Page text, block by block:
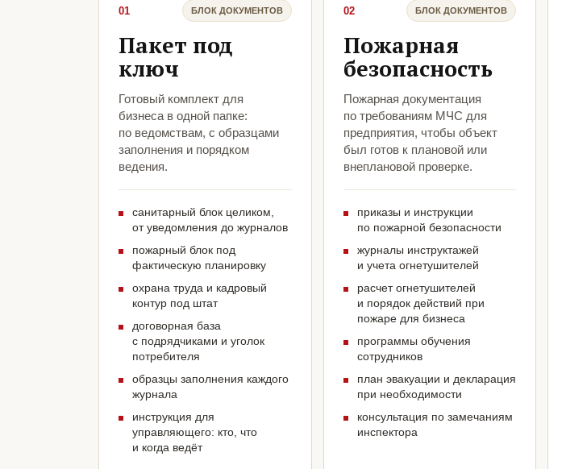
01 БЛОК ДОКУМЕНТОВ
Пакет под
ключ
Готовый комплект для
бизнеса в одной папке:
по ведомствам, с образцами
заполнения и порядком
ведения.
санитарный блок целиком,
от уведомления до журналов
пожарный блок под
фактическую планировку
охрана труда и кадровый
контур под штат
договорная база
с подрядчиками и уголок
потребителя
образцы заполнения каждого
журнала
инструкция для
управляющего: кто, что
и когда ведёт
02 БЛОК ДОКУМЕНТОВ
Пожарная
безопасность
Пожарная документация
по требованиям МЧС для
предприятия, чтобы объект
был готов к плановой или
внеплановой проверке.
приказы и инструкции
по пожарной безопасности
журналы инструктажей
и учета огнетушителей
расчет огнетушителей
и порядок действий при
пожаре для бизнеса
программы обучения
сотрудников
план эвакуации и декларация
при необходимости
консультация по замечаниям
инспектора